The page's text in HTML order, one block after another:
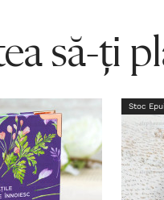
să-ți
Stoc